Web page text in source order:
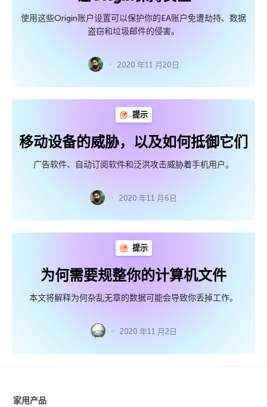
使用这些Origin账户设置可以保护你的EA账户免遭劫持、数据
盗窃和垃圾邮件的侵害。
2020 年11 月20日
提示
移动设备的威胁，以及如何抵御它们
广告软件、自动订阅软件和泛洪攻击威胁着手机用户。
2020 年11 月6日
提示
为何需要规整你的计算机文件
本文将解释为何杂乱无章的数据可能会导致你丢掉工作。
2020 年11 月2日
家用产品